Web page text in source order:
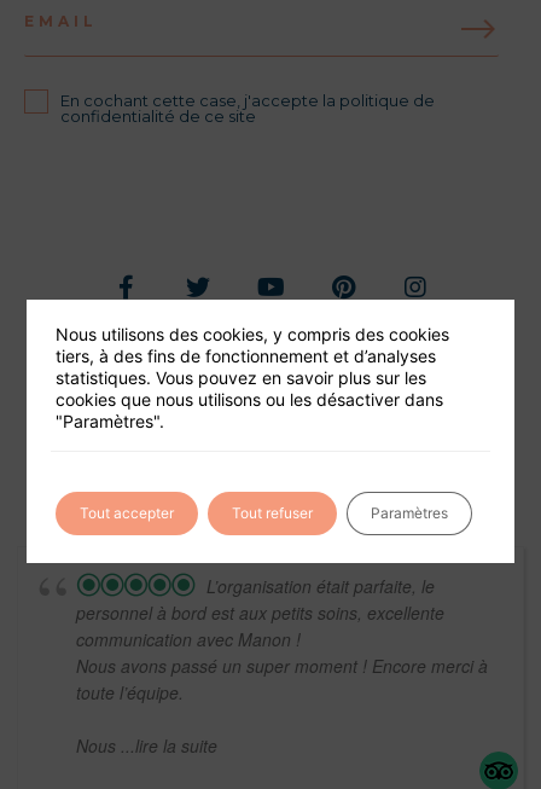
EMAIL
En cochant cette case, j'accepte la politique de
confidentialité de ce site
Foire aux questions
Conditions générales de vente
L’organisation était parfaite, le
personnel à bord est aux petits soins, excellente
communication avec Manon !
Nous avons passé un super moment ! Encore merci à
toute l’équipe.
Nous ...lire la suite
Nous utilisons des cookies, y compris des cookies
tiers, à des fins de fonctionnement et d’analyses
statistiques. Vous pouvez en savoir plus sur les
cookies que nous utilisons ou les désactiver dans
"Paramètres".
Tout accepter Tout refuser Paramètres